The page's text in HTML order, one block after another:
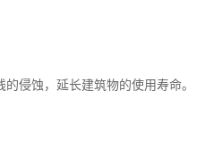
侵蚀，延长建筑物的使用寿命。